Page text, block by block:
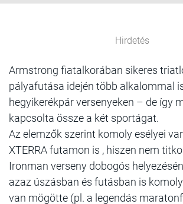
Hirdetés
Armstrong fiatalkorában sikeres
pályafutása idején több alkalommal
hegyikerékpár versenyeken – de így
kapcsolta össze a két sportágat.
Az elemzők szerint komoly esélyei
XTERRA futamon is , hiszen nem
Ironman verseny dobogós
azaz úszásban és futásban is
van mögötte (pl. a legendás